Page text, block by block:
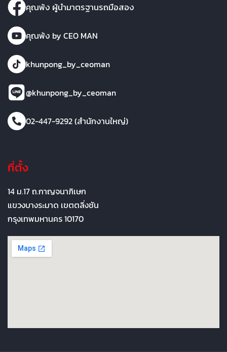
คุณพ้ง ผู้นำมาตรฐานรถมือสอง
คุณพ้ง by CEO MAN
khunpong_by_ceoman
@khunpong_by_ceoman
02-447-9292 (สำนักงานใหญ่)
ที่ตั้ง
14 ม.17 ถ.กาญจนาภิเษก
แขวงบางระมาด เขตตลิ่งชัน
กรุงเทพมหานคร 10170